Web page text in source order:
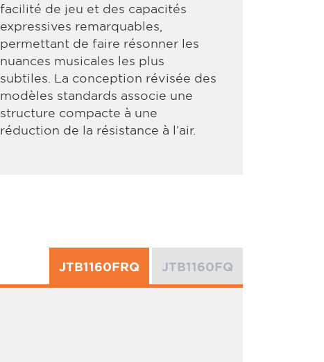
facilité de jeu et des capacités
expressives remarquables,
permettant de faire résonner les
nuances musicales les plus
subtiles. La conception révisée des
modèles standards associe une
structure compacte à une
réduction de la résistance à l’air.
JTB1160FRQ JTB1160FQ